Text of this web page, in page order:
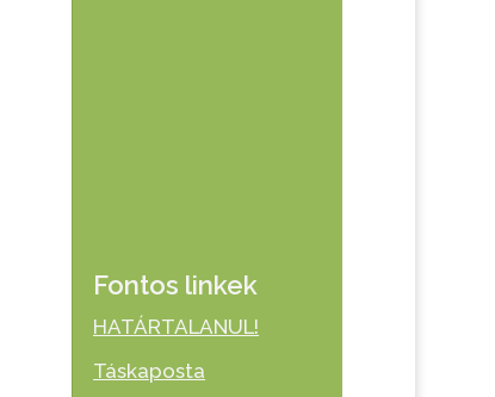
Fontos linkek
HATÁRTALANUL!
Táskaposta